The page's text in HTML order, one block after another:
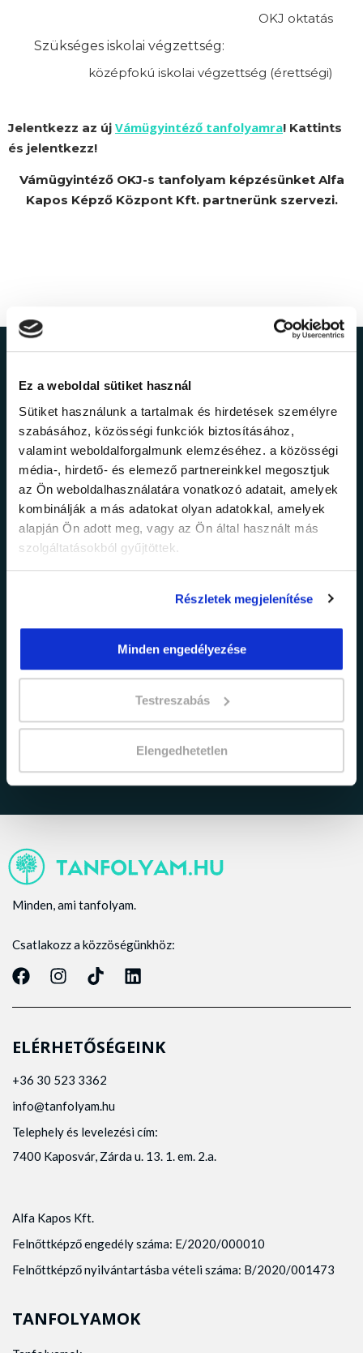
Ez a weboldal sütiket használ
Sütiket használunk a tartalmak és hirdetések személyre
szabásához, közösségi funkciók biztosításához,
valamint weboldalforgalmunk elemzéséhez. a közösségi
média-, hirdető- és elemező partnereinkkel megosztjuk
az Ön weboldalhasználatára vonatkozó adatait, amelyek
kombinálják a más adatokat olyan adatokkal, amelyek
alapján Ön adott meg, vagy az Ön által használt más
szolgáltatásokból gyűjtöttek.
Részletek megjelenítése
Minden engedélyezése
Testreszabás
Elengedhetetlen
OKJ oktatás
Szükséges iskolai végzettség:
középfokú iskolai végzettség (érettségi)
Jelentkezz az új Vámügyintéző tanfolyamra! Kattints
és jelentkezz!
Vámügyintéző OKJ-s tanfolyam képzésünket Alfa
Kapos Képző Központ Kft. partnerünk szervezi.
Ne maradj le a
legfrissebb
információkról!
Értesülj elsőként legújabb tanfolyamainkról,
legfrissebb híreinkről és időszakos
promócióinkról.
adatkezelési tájékoztatóban
Minden, ami tanfolyam.
Csatlakozz a közzöségünkhöz:
ELÉRHETŐSÉGEINK
+36 30 523 3362
info@tanfolyam.hu
Telephely és levelezési cím:
7400 Kaposvár, Zárda u. 13. 1. em. 2.a.
Alfa Kapos Kft.
Felnőttképző engedély száma: E/2020/000010
Felnőttképző nyilvántartásba vételi száma: B/2020/001473
TANFOLYAMOK